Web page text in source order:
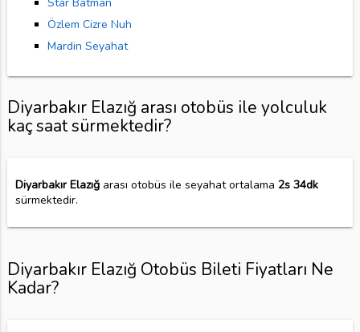
Star Batman
Özlem Cizre Nuh
Mardin Seyahat
Diyarbakır Elazığ arası otobüs ile yolculuk
kaç saat sürmektedir?
Diyarbakır Elazığarası otobüs ile seyahat ortalama 2s 34dk
sürmektedir.
Diyarbakır Elazığ Otobüs Bileti Fiyatları Ne
Kadar?